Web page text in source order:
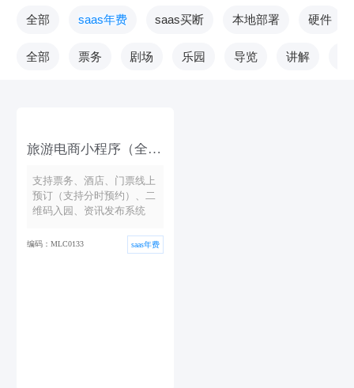
全部 saas年费 saas买断 本地部署 硬件
全部 票务 剧场 乐园 导览 讲解
旅游电商小程序（全功
支持票务、酒店、门票线上
预订（支持分时预约）、二
维码入园、资讯发布系统
编码：MLC0133 saas年费